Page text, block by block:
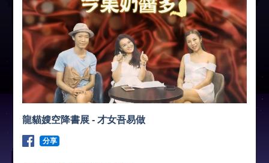
龍貓嫂空降書展 - 才女吾易做
分享